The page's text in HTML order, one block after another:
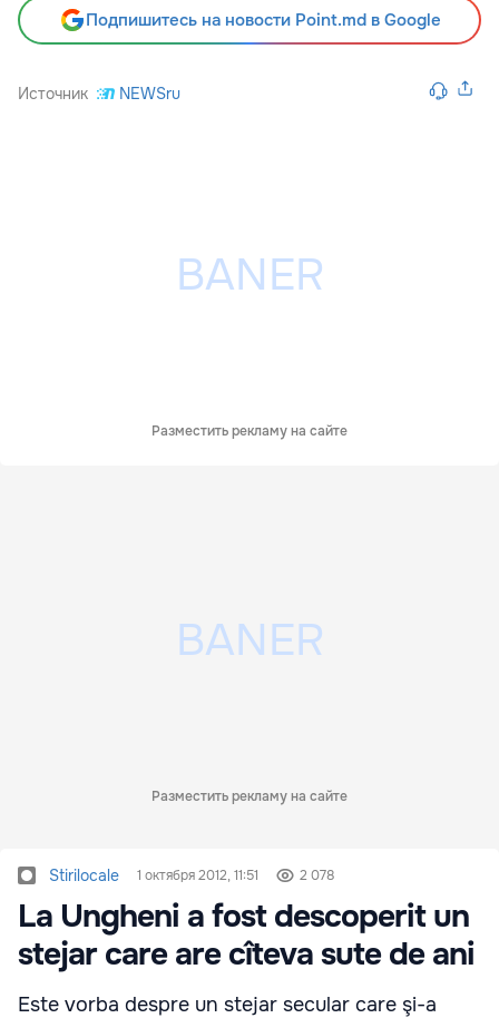
Подпишитесь на новости Point.md в Google
Источник NEWSru
Разместить рекламу на сайте
Разместить рекламу на сайте
Stirilocale 1 октября 2012, 11:51 2 078
La Ungheni a fost descoperit un
stejar care are cîteva sute de ani
Este vorba despre un stejar secular care şi-a